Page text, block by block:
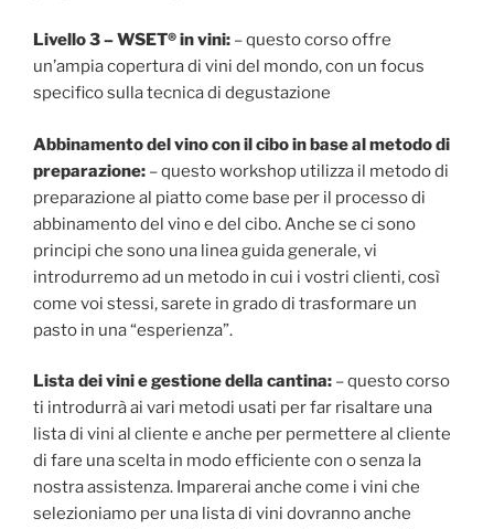
Livello 3 – WSET® in vini: – questo corso offre
un’ampia copertura di vini del mondo, con un focus
specifico sulla tecnica di degustazione
Abbinamento del vino con il cibo in base al metodo di
preparazione: – questo workshop utilizza il metodo di
preparazione al piatto come base per il processo di
abbinamento del vino e del cibo. Anche se ci sono
principi che sono una linea guida generale, vi
introdurremo ad un metodo in cui i vostri clienti, così
come voi stessi, sarete in grado di trasformare un
pasto in una “esperienza”.
Lista dei vini e gestione della cantina: – questo corso
ti introdurrà ai vari metodi usati per far risaltare una
lista di vini al cliente e anche per permettere al cliente
di fare una scelta in modo efficiente con o senza la
nostra assistenza. Imparerai anche come i vini che
selezioniamo per una lista di vini dovranno anche